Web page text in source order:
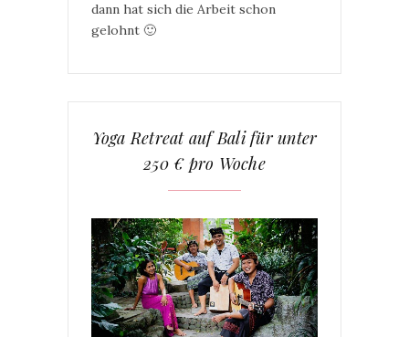
dann hat sich die Arbeit schon
gelohnt 🙂
Yoga Retreat auf Bali für unter
250 € pro Woche